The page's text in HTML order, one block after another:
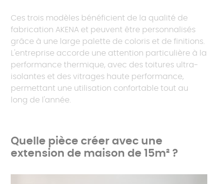
Ces trois modèles bénéficient de la qualité de
fabrication AKENA et peuvent être personnalisés
grâce à une large palette de coloris et de finitions.
L'entreprise accorde une attention particulière à la
performance thermique, avec des toitures ultra-
isolantes et des vitrages haute performance,
permettant une utilisation confortable tout au
long de l'année.
Quelle pièce créer avec une
extension de maison de 15m² ?